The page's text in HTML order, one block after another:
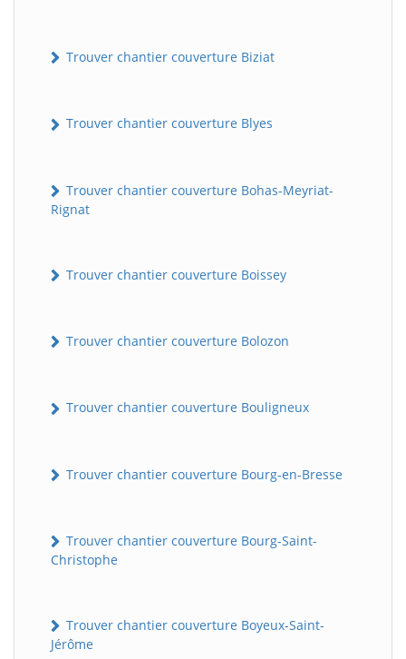
Trouver chantier couverture Biziat
Trouver chantier couverture Blyes
Trouver chantier couverture Bohas-Meyriat-
Rignat
Trouver chantier couverture Boissey
Trouver chantier couverture Bolozon
Trouver chantier couverture Bouligneux
Trouver chantier couverture Bourg-en-Bresse
Trouver chantier couverture Bourg-Saint-
Christophe
Trouver chantier couverture Boyeux-Saint-
Jérôme